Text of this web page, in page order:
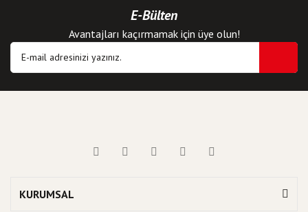
E-Bülten
Avantajları kaçırmamak için üye olun!
KURUMSAL